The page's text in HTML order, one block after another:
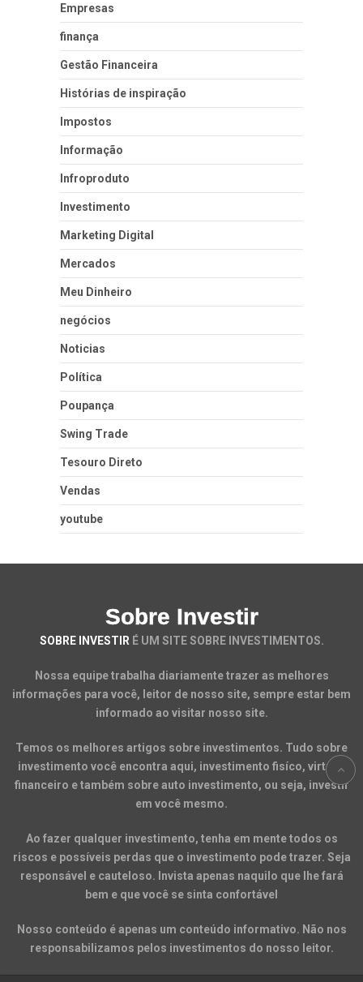
Empresas
finança
Gestão Financeira
Histórias de inspiração
Impostos
Informação
Infroproduto
Investimento
Marketing Digital
Mercados
Meu Dinheiro
negócios
Noticias
Política
Poupança
Swing Trade
Tesouro Direto
Vendas
youtube
Sobre Investir
SOBRE INVESTIR É UM SITE SOBRE INVESTIMENTOS.
Nossa equipe trabalha diariamente trazer as melhores
informações para você, leitor de nosso site, sempre estar bem
informado ao visitar nosso site.
Temos os melhores artigos sobre investimentos. Tudo sobre
investimento você encontra aqui, investimento fisíco, virtual,
financeiro e também sobre auto investimento, ou seja, investir
em você mesmo.
Ao fazer qualquer investimento, tenha em mente todos os
riscos e possíveis perdas que o investimento pode trazer. Seja
responsável e cauteloso. Invista apenas naquilo que lhe fará
bem e que você se sinta confortável
Nosso conteúdo é apenas um conteúdo informativo. Não nos
responsabilizamos pelos investimentos do nosso leitor.